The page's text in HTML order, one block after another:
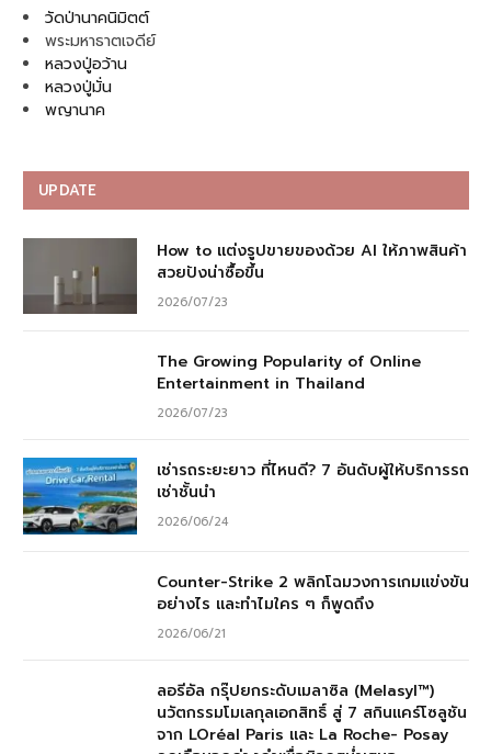
วัดป่านาคนิมิตต์
พระมหาธาตเจดีย์
หลวงปู่อว้าน
หลวงปู่มั่น
พญานาค
UPDATE
How to แต่งรูปขายของด้วย AI ให้ภาพสินค้า
สวยปังน่าซื้อขึ้น
2026/07/23
The Growing Popularity of Online
Entertainment in Thailand
2026/07/23
เช่ารถระยะยาว ที่ไหนดี? 7 อันดับผู้ให้บริการรถ
เช่าชั้นนำ
2026/06/24
Counter-Strike 2 พลิกโฉมวงการเกมแข่งขัน
อย่างไร และทำไมใคร ๆ ก็พูดถึง
2026/06/21
ลอรีอัล กรุ๊ปยกระดับเมลาซิล (Melasyl™)
นวัตกรรมโมเลกุลเอกสิทธิ์ สู่ 7 สกินแคร์โซลูชัน
จาก LOréal Paris และ La Roche- Posay